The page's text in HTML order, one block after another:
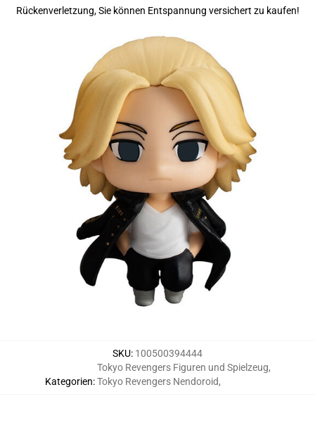
Rückenverletzung, Sie können Entspannung versichert zu kaufen!
SKU: 100500394444
Kategorien:
Tokyo Revengers Figuren und Spielzeug,
Tokyo Revengers Nendoroid,